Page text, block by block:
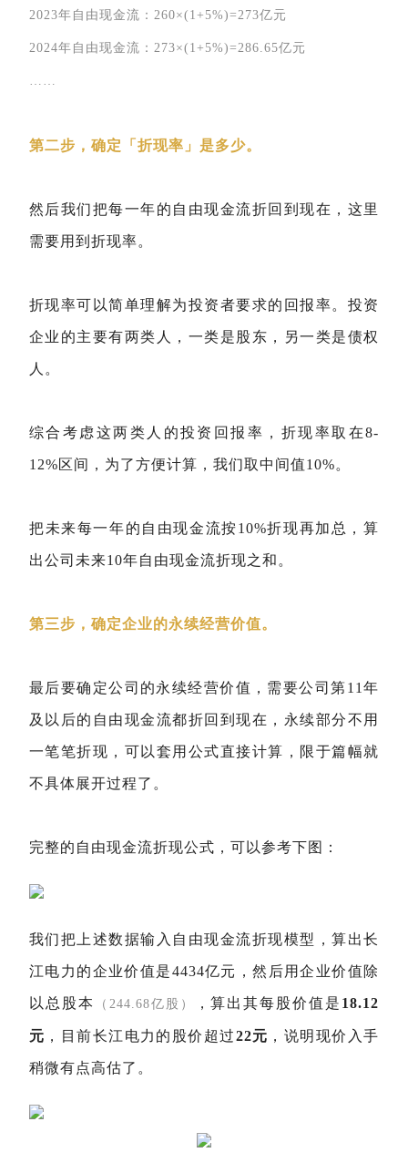
2023年自由现金流：260×(1+5%)=273亿元
2024年自由现金流：273×(1+5%)=286.65亿元
……
第二步，确定「折现率」是多少。
然后我们把每一年的自由现金流折回到现在，这里
需要用到折现率。
折现率可以简单理解为投资者要求的回报率。投资
企业的主要有两类人，一类是股东，另一类是债权
人。
综合考虑这两类人的投资回报率，折现率取在8-
12%区间，为了方便计算，我们取中间值10%。
把未来每一年的自由现金流按10%折现再加总，算
出公司未来10年自由现金流折现之和。
第三步，确定企业的永续经营价值。
最后要确定公司的永续经营价值，需要公司第11年
及以后的自由现金流都折回到现在，永续部分不用
一笔笔折现，可以套用公式直接计算，限于篇幅就
不具体展开过程了。
完整的自由现金流折现公式，可以参考下图：
我们把上述数据输入自由现金流折现模型，算出长
江电力的企业价值是4434亿元，然后用企业价值除
以总股本 （244.68亿股） ，算出其每股价值是 18.12
元 ，目前长江电力的股价超过22元 ，说明现价入手
稍微有点高估了。